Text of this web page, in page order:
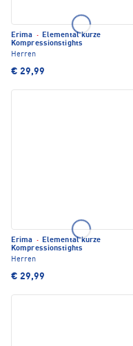
Erima · Elemental kurze
Kompressionstights
Herren
€ 29,99
Erima · Elemental kurze
Kompressionstights
Herren
€ 29,99